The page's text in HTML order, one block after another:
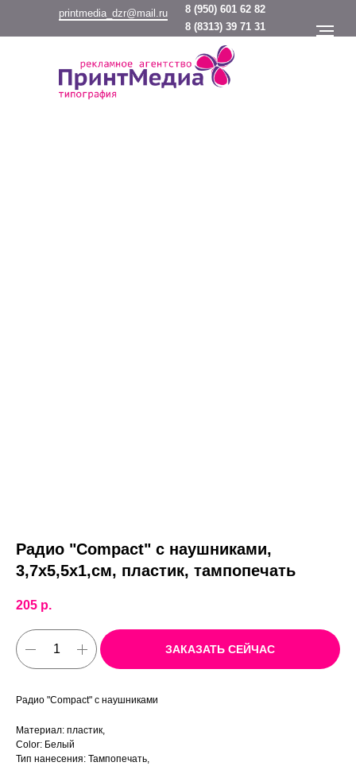
8 (950) 601 62 82
printmedia_dzr@mail.ru
8 (8313) 39 71 31
Радио "Compact" с наушниками,
3,7х5,5х1,см, пластик, тампопечать
205 р.
ЗАКАЗАТЬ СЕЙЧАС
Радио "Compact" с наушниками
Материал: пластик,
Color: Белый
Тип нанесения: Тампопечать,